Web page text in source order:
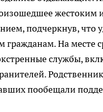
жестоким
подчеркнув, что
На месте
службы,
пообещали